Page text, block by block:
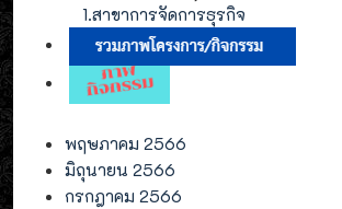
1.สาขาการจัดการธุรกิจ
พฤษภาคม 2566
มิถุนายน 2566
กรกฎาคม 2566